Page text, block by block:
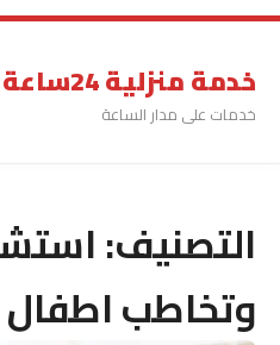
خدمة منزلية 24ساعة
خدمات على مدار الساعة
التصنيف:
وتخاطب اطفال